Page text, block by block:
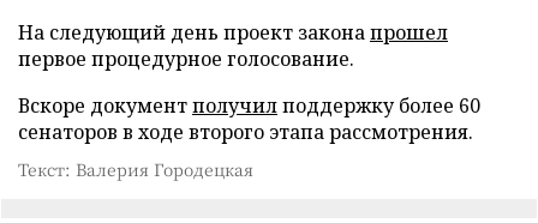
На следующий день проект законапрошел
первое процедурное голосование.
Вскоре документполучилподдержку более 60
сенаторов в ходе второго этапа рассмотрения.
Текст: Валерия Городецкая